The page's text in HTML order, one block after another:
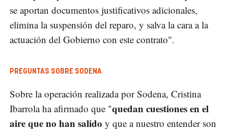
se aportan documentos justificativos adicionales,
elimina la suspensión del reparo, y salva la cara a la
actuación del Gobierno con este contrato".
PREGUNTAS SOBRE SODENA
Sobre la operación realizada por Sodena, Cristina
Ibarrola ha afirmado que "quedan cuestiones en el
aire que no han salido y que a nuestro entender son